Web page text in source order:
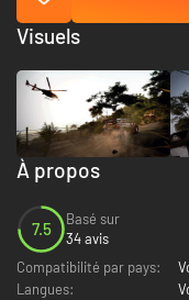
À propos
7.5
Basé sur
34 avis
Compatibilité par pays:
Langues:
Visuels